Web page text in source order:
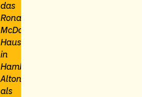
das
Ronald
McDonald
Haus
in
Hamburg-
Altona
als